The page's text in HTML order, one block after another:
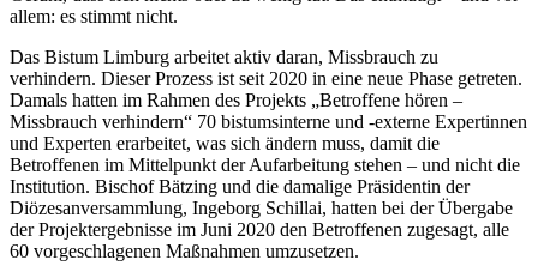
allem: es stimmt nicht.
Das Bistum Limburg arbeitet aktiv daran, Missbrauch zu
verhindern. Dieser Prozess ist seit 2020 in eine neue Phase getreten.
Damals hatten im Rahmen des Projekts „Betroffene hören –
Missbrauch verhindern“ 70 bistumsinterne und -externe Expertinnen
und Experten erarbeitet, was sich ändern muss, damit die
Betroffenen im Mittelpunkt der Aufarbeitung stehen – und nicht die
Institution. Bischof Bätzing und die damalige Präsidentin der
Diözesanversammlung, Ingeborg Schillai, hatten bei der Übergabe
der Projektergebnisse im Juni 2020 den Betroffenen zugesagt, alle
60 vorgeschlagenen Maßnahmen umzusetzen.